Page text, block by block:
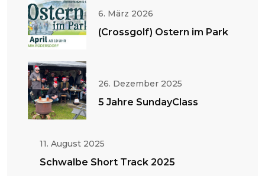
6. März 2026
(Crossgolf) Ostern im Park
26. Dezember 2025
5 Jahre SundayClass
11. August 2025
Schwalbe Short Track 2025